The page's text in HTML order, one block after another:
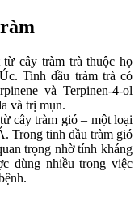
cây tràm trà thuộc họ
Tinh dầu tràm trà có
và Terpinen-4-ol
và trị mụn.
cây tràm gió – một loại
Trong tinh dầu tràm gió
trọng nhờ tính kháng
dùng nhiều trong việc